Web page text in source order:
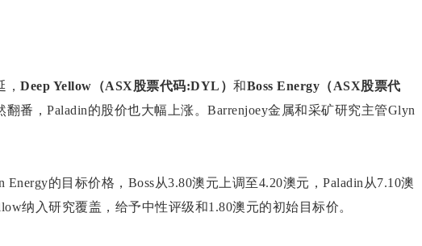
Deep Yellow（ASX股票代码:DYL） 和Boss Energy（ASX股票代
翻番，Paladin的股价也大幅上涨。Barrenjoey金属和采矿研究主管Glyn
Energy的目标价格，Boss从3.80澳元上调至4.20澳元，Paladin从7.10澳
纳入研究覆盖，给予中性评级和1.80澳元的初始目标价。